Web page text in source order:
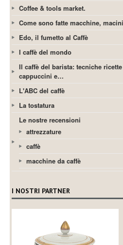
Coffee & tools market.
Come sono fatte macchine,
Edo, il fumetto al Caffè
I caffè del mondo
Il caffè del barista: tecniche
cappuccini e…
L'ABC del caffè
La tostatura
Le nostre recensioni
attrezzature
caffè
macchine da caffè
I NOSTRI PARTNER